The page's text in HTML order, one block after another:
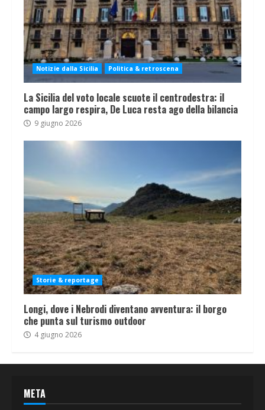
Notizie dalla Sicilia Politica & retroscena
La Sicilia del voto locale scuote il centrodestra: il
campo largo respira, De Luca resta ago della bilancia
9 giugno 2026
Storie & reportage
Longi, dove i Nebrodi diventano avventura: il borgo
che punta sul turismo outdoor
4 giugno 2026
META